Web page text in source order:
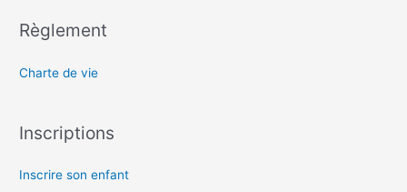
Règlement
Charte de vie
Inscriptions
Inscrire son enfant